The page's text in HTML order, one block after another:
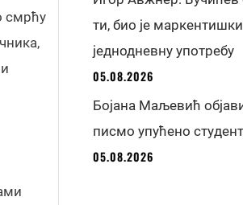
смрћу
ти, био је
једнодневну употребу
05.08.2026
Бојана Маљевић
писмо упућено
05.08.2026